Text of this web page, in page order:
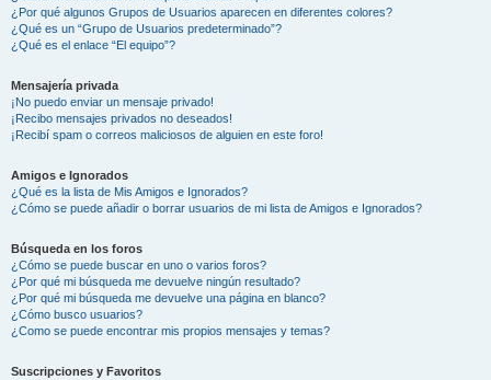
¿Por qué algunos Grupos de Usuarios aparecen en diferentes colores?
¿Qué es un “Grupo de Usuarios predeterminado”?
¿Qué es el enlace “El equipo”?
Mensajería privada
¡No puedo enviar un mensaje privado!
¡Recibo mensajes privados no deseados!
¡Recibí spam o correos maliciosos de alguien en este foro!
Amigos e Ignorados
¿Qué es la lista de Mis Amigos e Ignorados?
¿Cómo se puede añadir o borrar usuarios de mi lista de Amigos e Ignorados?
Búsqueda en los foros
¿Cómo se puede buscar en uno o varios foros?
¿Por qué mi búsqueda me devuelve ningún resultado?
¿Por qué mi búsqueda me devuelve una página en blanco?
¿Cómo busco usuarios?
¿Como se puede encontrar mis propios mensajes y temas?
Suscripciones y Favoritos